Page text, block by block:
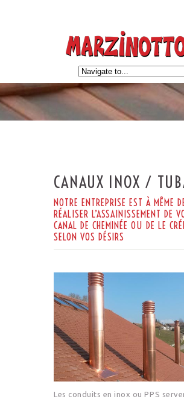
CANAUX INOX /
NOTRE ENTREPRISE EST À MÊME
RÉALISER L’ASSAINISSEMENT DE
CANAL DE CHEMINÉE OU DE LE
SELON VOS DÉSIRS
Les conduits en inox ou PPS